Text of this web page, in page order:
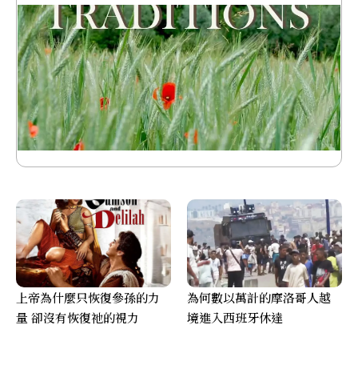
上帝為什麼只恢復參孫的力
量 卻沒有恢復祂的視力
為何數以萬計的摩洛哥人越
境進入西班牙休達